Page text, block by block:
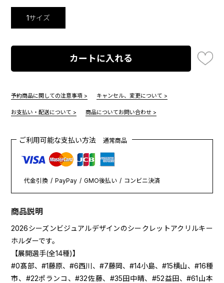
1サイズ
カートに入れる
予約商品に関しての注意事項 > キャンセル、変更について >
お支払い・配送について > 商品についてお問い合わせ >
ご利用可能な支払い方法通常商品
代金引換 PayPay GMO後払い コンビニ決済
商品説明
2026シーズンビジュアルデザインのシークレットアクリルキー
ホルダーです。
【展開選手(全14種)】
#0髙部、#1藤原、#6西川、#7藤岡、#14小島、#15横山、#16種
市、#22ポランコ、#32佐藤、#35田中晴、#52益田、#61山本